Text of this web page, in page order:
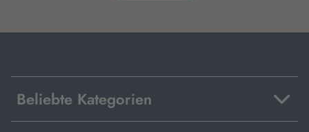
Beliebte Kategorien